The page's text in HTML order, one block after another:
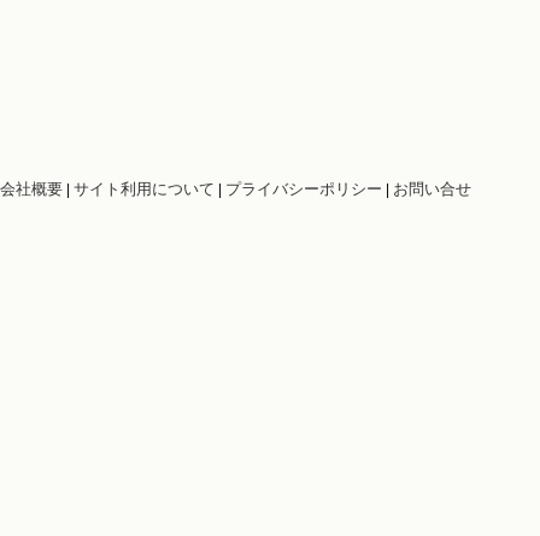
会社概要 サイト利用について プライバシーポリシー お問い合せ